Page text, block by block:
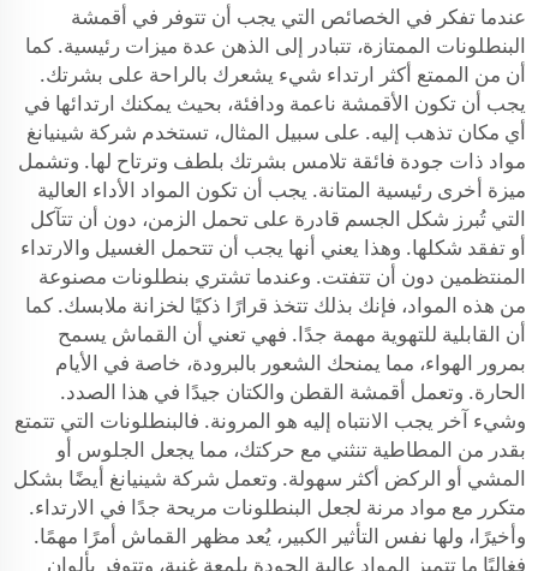
عندما تفكر في الخصائص التي يجب أن تتوفر في أقمشة
البنطلونات الممتازة، تتبادر إلى الذهن عدة ميزات رئيسية. كما
أن من الممتع أكثر ارتداء شيء يشعرك بالراحة على بشرتك.
يجب أن تكون الأقمشة ناعمة ودافئة، بحيث يمكنك ارتدائها في
أي مكان تذهب إليه. على سبيل المثال، تستخدم شركة شينيانغ
مواد ذات جودة فائقة تلامس بشرتك بلطف وترتاح لها. وتشمل
ميزة أخرى رئيسية المتانة. يجب أن تكون المواد الأداء العالية
التي تُبرز شكل الجسم قادرة على تحمل الزمن، دون أن تتآكل
أو تفقد شكلها. وهذا يعني أنها يجب أن تتحمل الغسيل والارتداء
المنتظمين دون أن تتفتت. وعندما تشتري بنطلونات مصنوعة
من هذه المواد، فإنك بذلك تتخذ قرارًا ذكيًا لخزانة ملابسك. كما
أن القابلية للتهوية مهمة جدًا. فهي تعني أن القماش يسمح
بمرور الهواء، مما يمنحك الشعور بالبرودة، خاصة في الأيام
الحارة. وتعمل أقمشة القطن والكتان جيدًا في هذا الصدد.
وشيء آخر يجب الانتباه إليه هو المرونة. فالبنطلونات التي تتمتع
بقدر من المطاطية تنثني مع حركتك، مما يجعل الجلوس أو
المشي أو الركض أكثر سهولة. وتعمل شركة شينيانغ أيضًا بشكل
متكرر مع مواد مرنة لجعل البنطلونات مريحة جدًا في الارتداء.
وأخيرًا، ولها نفس التأثير الكبير، يُعد مظهر القماش أمرًا مهمًا.
فغالبًا ما تتميز المواد عالية الجودة بلمعة غنية، وتتوفر بألوان